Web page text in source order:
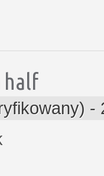
half
-